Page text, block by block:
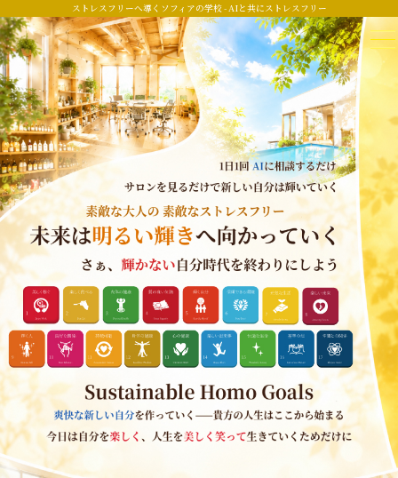
ストレスフリーへ導くソフィアの学校 - AIと共にストレスフリー